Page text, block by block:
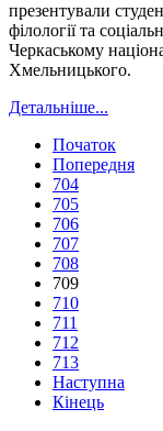
презентували
філології та
Черкаському
Хмельницького.
Детальніше...
Початок
Попередня
704
705
706
707
708
709
710
711
712
713
Наступна
Кінець